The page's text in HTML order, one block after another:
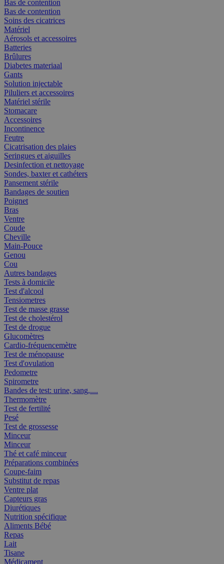
Bas de contention
Bas de contention
Soins des cicatrices
Matériel
Aérosols et accessoires
Batteries
Brûlures
Diabetes materiaal
Gants
Solution injectable
Piluliers et accessoires
Matériel stérile
Stomacare
Accessoires
Incontinence
Feutre
Cicatrisation des plaies
Seringues et aiguilles
Desinfection et nettoyage
Sondes, baxter et cathéters
Pansement stérile
Bandages de soutien
Poignet
Bras
Ventre
Coude
Cheville
Main-Pouce
Genou
Cou
Autres bandages
Tests à domicile
Test d'alcool
Tensiometres
Test de masse grasse
Test de cholestérol
Test de drogue
Glucomètres
Cardio-fréquencemètre
Test de ménopause
Test d'ovulation
Pedometre
Spirometre
Bandes de test: urine, sang,....
Thermomètre
Test de fertilité
Pesé
Test de grossesse
Minceur
Minceur
Thé et café minceur
Préparations combinées
Coupe-faim
Substitut de repas
Ventre plat
Capteurs gras
Diurétiques
Nutrition spécifique
Aliments Bébé
Repas
Lait
Tisane
Médicament